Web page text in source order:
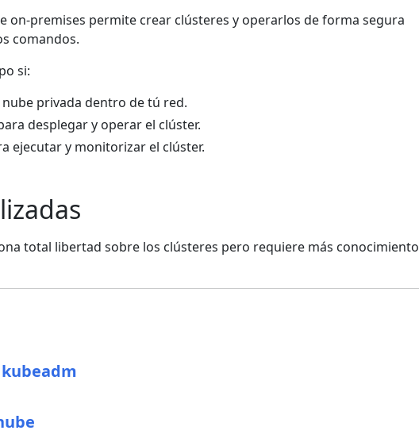
on-premises permite crear clústeres y operarlos de forma segura
comandos.
si:
privada dentro de tú red.
desplegar y operar el clúster.
ejecutar y monitorizar el clúster.
total libertad sobre los clústeres pero requiere más conocimiento